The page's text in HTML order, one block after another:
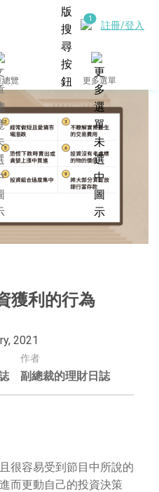
註冊/登入
總覽 更多選單
獲利的行為
2021
作者
副總裁的理財日誌
很容易受到節目中所說的
而更動自己的投資決策